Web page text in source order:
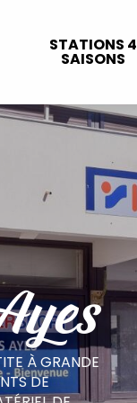
STATIONS 4
SAISONS
À GRANDE
DE